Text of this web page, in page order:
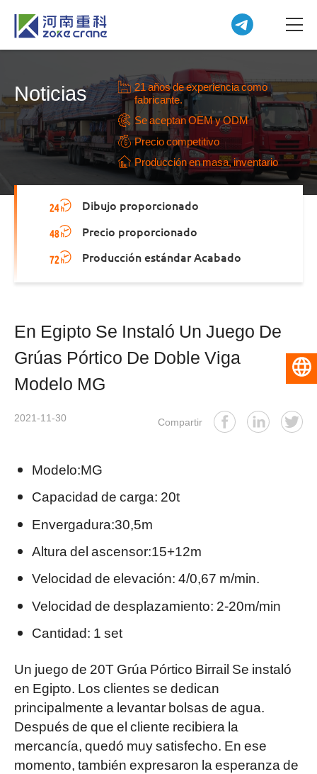
Noticias
21 años de experiencia como
fabricante.
Se aceptan OEM y ODM
Precio competitivo
Producción en masa, inventario
Dibujo proporcionado
Precio proporcionado
Producción estándar Acabado
En Egipto Se Instaló Un Juego De
Grúas Pórtico De Doble Viga
Modelo MG
2021-11-30 Compartir
Modelo:MG
Capacidad de carga: 20t
Envergadura:30,5m
Altura del ascensor:15+12m
Velocidad de elevación: 4/0,67 m/min.
Velocidad de desplazamiento: 2-20m/min
Cantidad: 1 set
Un juego de 20T Grúa Pórtico Birrail Se instaló
en Egipto. Los clientes se dedican
principalmente a levantar bolsas de agua.
Después de que el cliente recibiera la
mercancía, quedó muy satisfecho. En ese
momento, también expresaron la esperanza de
Español